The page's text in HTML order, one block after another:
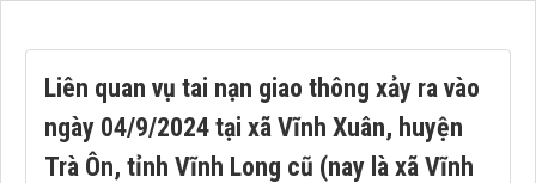
Liên quan vụ tai nạn giao thông xảy ra vào
ngày 04/9/2024 tại xã Vĩnh Xuân, huyện
Trà Ôn, tỉnh Vĩnh Long cũ (nay là xã Vĩnh